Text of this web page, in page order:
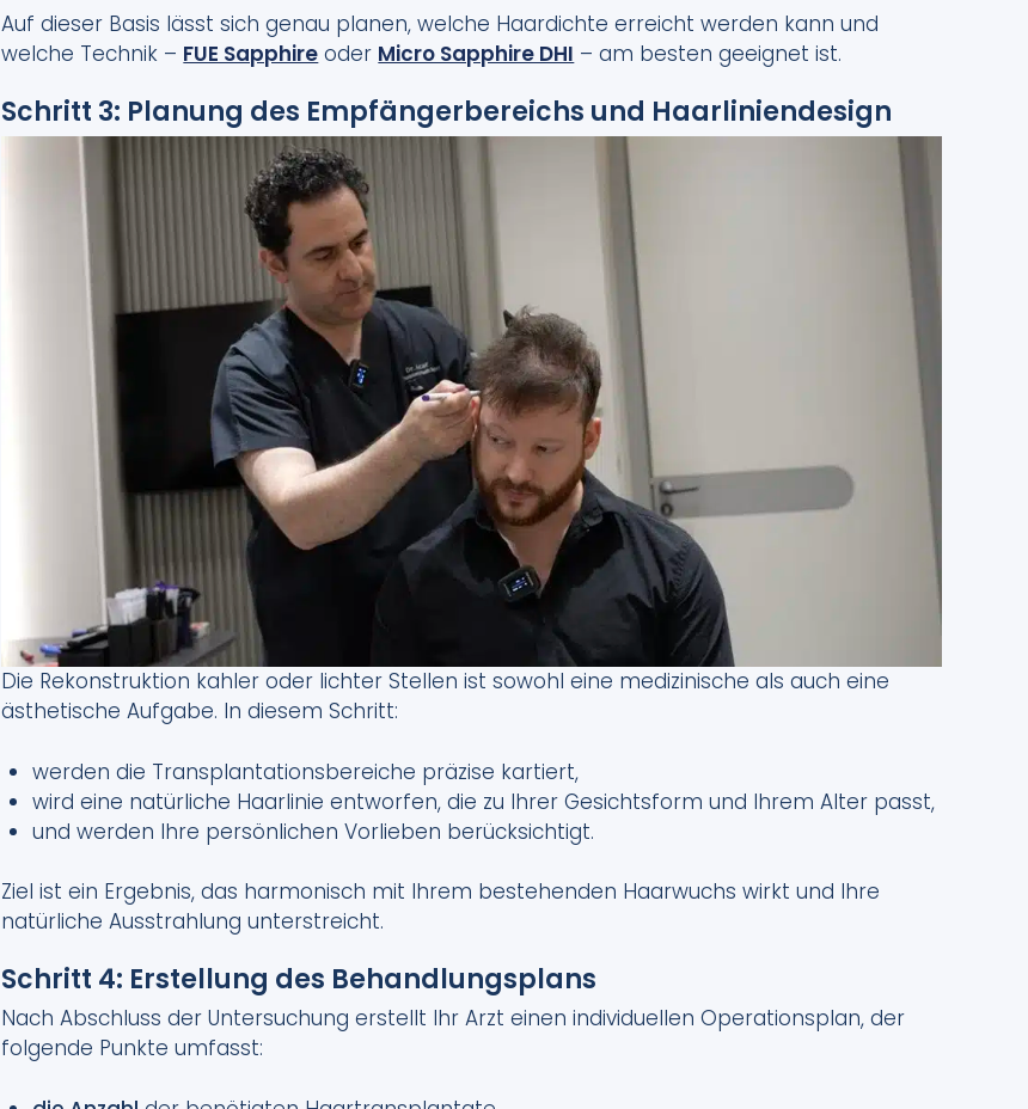
Auf dieser Basis lässt sich genau planen, welche Haardichte erreicht werden kann und
welche Technik – FUE Sapphire oder Micro Sapphire DHI – am besten geeignet ist.
Schritt 3: Planung des Empfängerbereichs und Haarliniendesign
Die Rekonstruktion kahler oder lichter Stellen ist sowohl eine medizinische als auch eine
ästhetische Aufgabe. In diesem Schritt:
werden die Transplantationsbereiche präzise kartiert,
wird eine natürliche Haarlinie entworfen, die zu Ihrer Gesichtsform und Ihrem Alter passt,
und werden Ihre persönlichen Vorlieben berücksichtigt.
Ziel ist ein Ergebnis, das harmonisch mit Ihrem bestehenden Haarwuchs wirkt und Ihre
natürliche Ausstrahlung unterstreicht.
Schritt 4: Erstellung des Behandlungsplans
Nach Abschluss der Untersuchung erstellt Ihr Arzt einen individuellen Operationsplan, der
folgende Punkte umfasst: